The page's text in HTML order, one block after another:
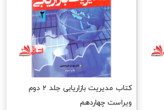
کتاب مدیریت بازاریابی جلد ۲ دوم
ویراست چهاردهم